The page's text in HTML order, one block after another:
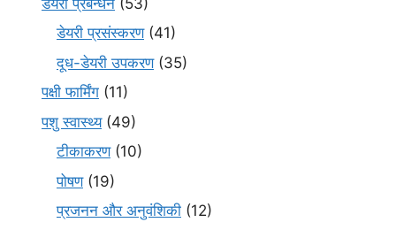
डेयरी प्रसंस्करण(41)
दूध-डेयरी उपकरण(35)
पक्षी फार्मिंग (11)
पशु स्वास्थ्य(49)
टीकाकरण(10)
पोषण(19)
प्रजनन और अनुवंशिकी (12)